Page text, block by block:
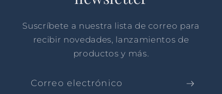
Suscríbete a nuestra lista de correo para
recibir novedades, lanzamientos de
productos y más.
Correo electrónico